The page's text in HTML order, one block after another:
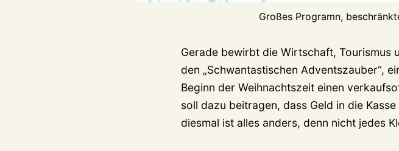
Großes Programn,
Gerade bewirbt die Wirtschaft, Tourismus
den „Schwantastischen Adventszauber“,
Beginn der Weihnachtszeit einen
soll dazu beitragen, dass Geld in die
diesmal ist alles anders, denn nicht jedes